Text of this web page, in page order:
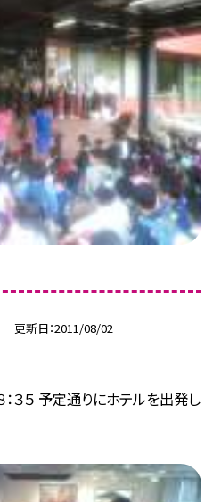
更新日 2011/08/02
：３５ 予定通りにホテルを出発し